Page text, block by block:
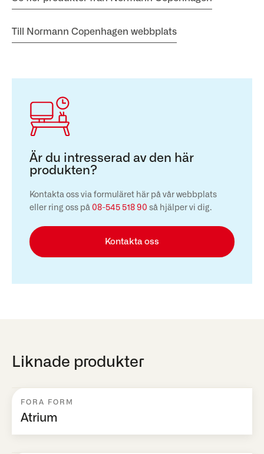
Till Normann Copenhagen webbplats
Är du intresserad av den här
produkten?
Kontakta oss via formuläret här på vår webbplats
eller ring oss på 08-545 518 90 så hjälper vi dig.
Kontakta oss
Liknade produkter
FORA FORM
Atrium